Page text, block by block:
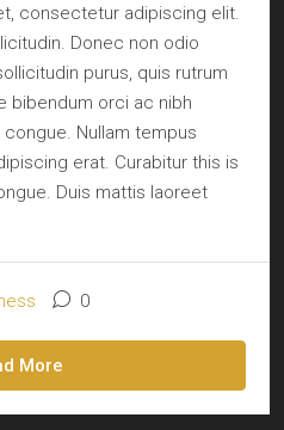
consectetur adipiscing elit.
Donec non odio
purus, quis rutrum
bibendum orci ac nibh
Nullam tempus
erat. Curabitur this is
Duis mattis laoreet
0
More